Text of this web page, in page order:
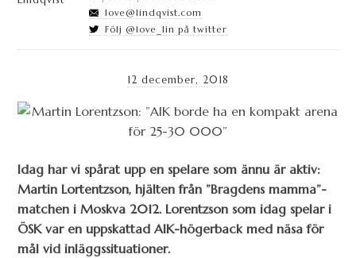
love@lindqvist.com
Följ @love_lin på twitter
12 december, 2018
Idag har vi spårat upp en spelare som ännu är aktiv:
Martin Lortentzson, hjälten från ”Bragdens mamma”-
matchen i Moskva 2012. Lorentzson som idag spelar i
ÖSK var en uppskattad AIK-högerback med näsa för
mål vid inläggssituationer.